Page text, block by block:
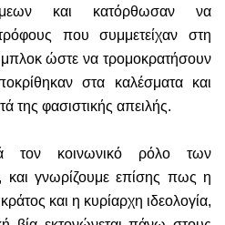
και κατόρθωσαν να
που συμμετείχαν στη
ώστε να τρομοκρατήσουν
στα καλέσματα και
της φασιστικής απειλής.
τον κοινωνικό ρόλο των
γνωρίζουμε επίσης πως η
και η κυρίαρχη ιδεολογία,